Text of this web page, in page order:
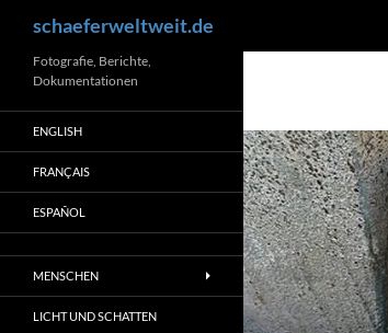
schaeferweltweit.de
Fotografie, Berichte,
Dokumentationen
ENGLISH
FRANÇAIS
ESPAÑOL
MENSCHEN
LICHT UND SCHATTEN